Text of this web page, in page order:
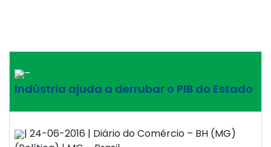
–
Indústria ajuda a derrubar o PIB do Estado
| 24-06-2016 | Diário do Comércio – BH (MG)